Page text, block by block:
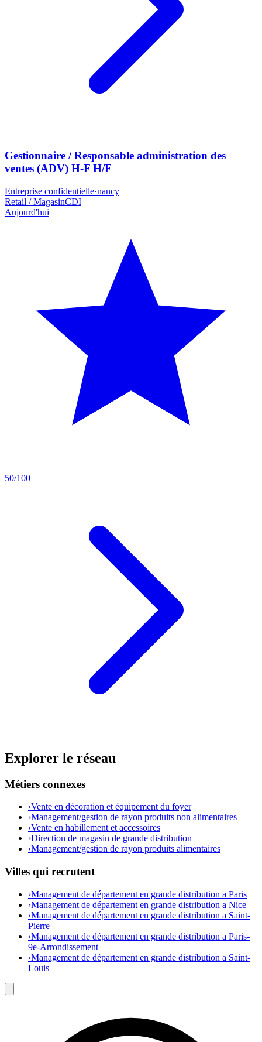
Gestionnaire / Responsable administration des
ventes (ADV) H-F H/F
Entreprise confidentielle·nancy
Retail / MagasinCDI
Aujourd'hui
50/100
Explorer le réseau
Métiers connexes
›Vente en décoration et équipement du foyer
›Management/gestion de rayon produits non alimentaires
›Vente en habillement et accessoires
›Direction de magasin de grande distribution
›Management/gestion de rayon produits alimentaires
Villes qui recrutent
›Management de département en grande distribution a Paris
›Management de département en grande distribution a Nice
›Management de département en grande distribution a Saint-
Pierre
›Management de département en grande distribution a Paris-
9e-Arrondissement
›Management de département en grande distribution a Saint-
Louis